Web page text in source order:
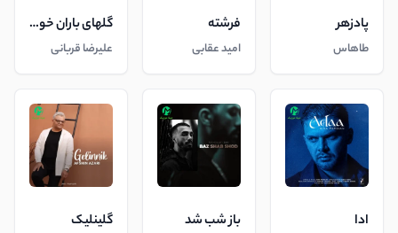
پادزهر
طاهاس
فرشته
امید عقابی
گلهای باران خورده
علیرضا قربانی
ادا باز شب شد گلینلیک